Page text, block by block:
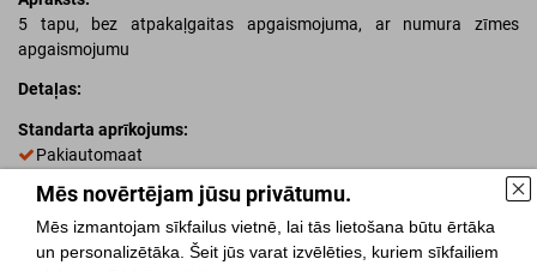
Mēs novērtējam jūsu privātumu.
Mēs izmantojam sīkfailus vietnē, lai tās lietošana būtu ērtāka
un personalizētāka. Šeit jūs varat izvēlēties, kuriem sīkfailiem
5 tapu, bez atpakaļgaitas apgaismojuma, ar numura zīmes
apgaismojumu
Detaļas:
Standarta aprīkojums:
Pakiautomaat
Pievienot salīdzināšanai